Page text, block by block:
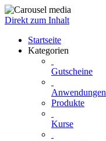
Direkt zum Inhalt
Startseite
Kategorien
Gutscheine
Anwendungen
Produkte
Kurse